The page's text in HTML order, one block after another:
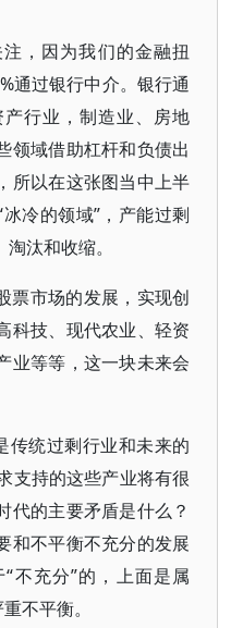
，因为我们的金融扭
通过银行中介。银行通
行业，制造业、房地
领域借助杠杆和负债出
所以在这张图当中上半
冷的领域”，产能过剩
汰和收缩。
票市场的发展，实现创
科技、现代农业、轻资
业等等，这一块未来会
传统过剩行业和未来的
支持的这些产业将有很
代的主要矛盾是什么？
和不平衡不充分的发展
不充分”的，上面是属
不平衡。